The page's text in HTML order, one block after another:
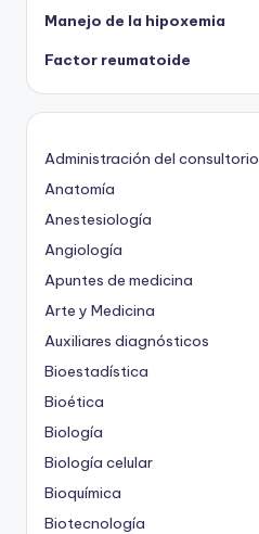
Manejo de la hipoxemia
Factor reumatoide
Administración del consultorio
Anatomía
Anestesiología
Angiología
Apuntes de medicina
Arte y Medicina
Auxiliares diagnósticos
Bioestadística
Bioética
Biología
Biología celular
Bioquímica
Biotecnología